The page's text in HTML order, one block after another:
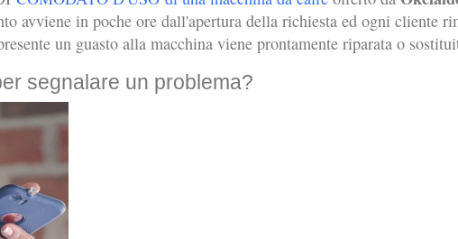
avviene in poche ore dall'apertura della richiesta ed ogni cliente
un guasto alla macchina viene prontamente riparata o
segnalare un problema?